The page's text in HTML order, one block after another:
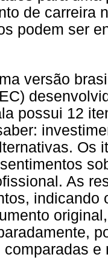
de carreira
podem ser
versão
possui 12
Os
As
indicando